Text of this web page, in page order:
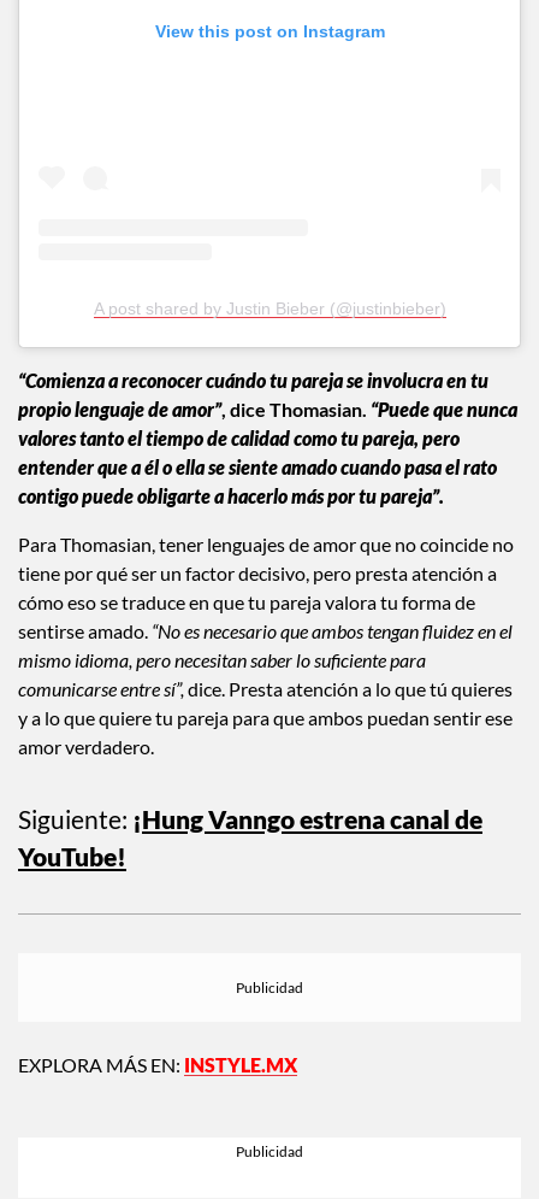
“Comienza a reconocer cuándo tu pareja se involucra en tu
propio lenguaje de amor”, dice Thomasian.“Puede que nunca
valores tanto el tiempo de calidad como tu pareja, pero
entender que a él o ella se siente amado cuando pasa el rato
Para Thomasian, tener lenguajes de amor que no coincide no
tiene por qué ser un factor decisivo, pero presta atención a
cómo eso se traduce en que tu pareja valora tu forma de
sentirse amado.“No es necesario que ambos tengan fluidez en el
mismo idioma, pero necesitan saber lo suficiente para
comunicarse entre sí”,dice. Presta atención a lo que tú quieres
y a lo que quiere tu pareja para que ambos puedan sentir ese
Siguiente: